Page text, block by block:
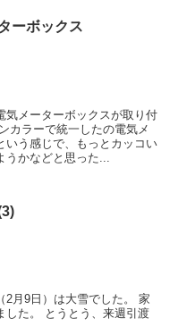
ーボックス
気メーターボックスが取り付
カラーで統一したの電気メ
いう感じで、もっとカッコい
かなどと思った...
2月9日）は大雪でした。 家
した。 とうとう、来週引渡